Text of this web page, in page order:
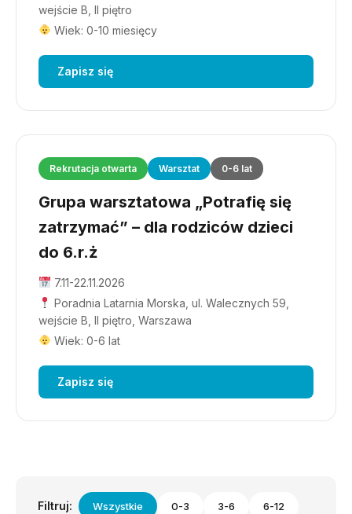
wejście B, II piętro
Wiek: 0-10 miesięcy
Zapisz się
Rekrutacja otwarta Warsztat 0-6 lat
Grupa warsztatowa „Potrafię się
zatrzymać” – dla rodziców dzieci
do 6.r.ż
7.11-22.11.2026
Poradnia Latarnia Morska, ul. Walecznych 59,
wejście B, II piętro, Warszawa
Wiek: 0-6 lat
Zapisz się
Filtruj: Wszystkie 0-3 3-6 6-12